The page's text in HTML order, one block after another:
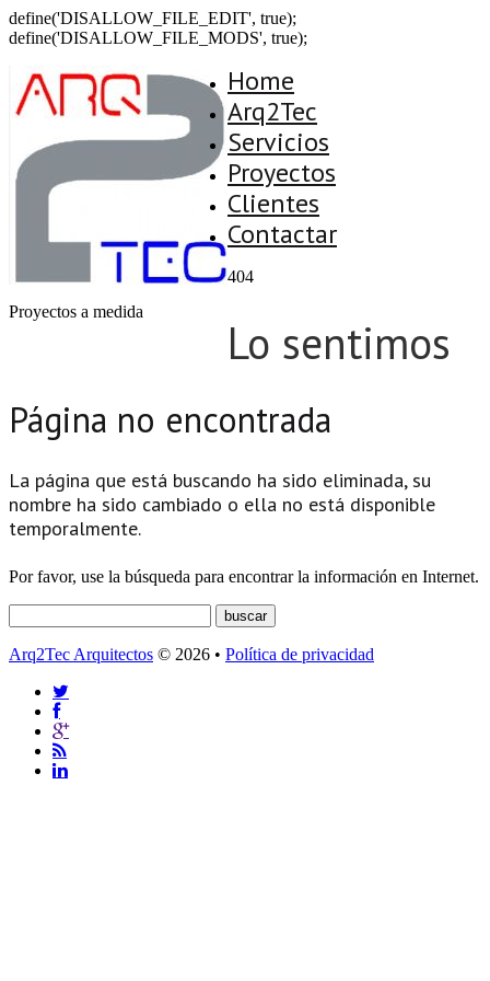
define('DISALLOW_FILE_EDIT', true);
define('DISALLOW_FILE_MODS', true);
Proyectos a medida
Home
Arq2Tec
Servicios
Proyectos
Clientes
Contactar
404
Lo sentimos
Página no encontrada
La página que está buscando ha sido eliminada, su
nombre ha sido cambiado o ella no está disponible
temporalmente.
Por favor, use la búsqueda para encontrar la información en Internet.
Arq2Tec Arquitectos © 2026 • Política de privacidad